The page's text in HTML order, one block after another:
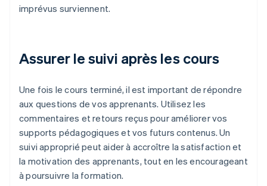
imprévus surviennent.
Assurer le suivi après les cours
Une fois le cours terminé, il est important de répondre
aux questions de vos apprenants. Utilisez les
commentaires et retours reçus pour améliorer vos
supports pédagogiques et vos futurs contenus. Un
suivi approprié peut aider à accroître la satisfaction et
la motivation des apprenants, tout en les encourageant
à poursuivre la formation.